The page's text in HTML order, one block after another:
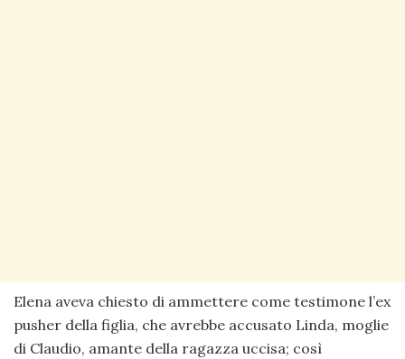
Elena aveva chiesto di ammettere come testimone l’ex
pusher della figlia, che avrebbe accusato Linda, moglie
di Claudio, amante della ragazza uccisa; così